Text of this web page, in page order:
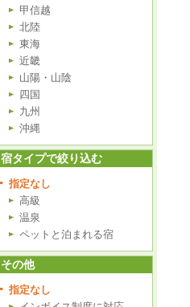
甲信越
北陸
東海
近畿
山陽・山陰
四国
九州
沖縄
宿タイプで絞り込む
指定なし
高級
温泉
ペットと泊まれる宿
その他
指定なし